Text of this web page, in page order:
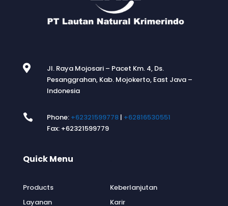

Jl. Raya Mojosari – Pacet Km. 4, Ds.
Pesanggrahan, Kab. Mojokerto, East Java –
Indonesia
 Phone: +62321599778| +62816530551
Fax: +62321599779
Quick Menu
Products
Layanan
Keberlanjutan
Karir